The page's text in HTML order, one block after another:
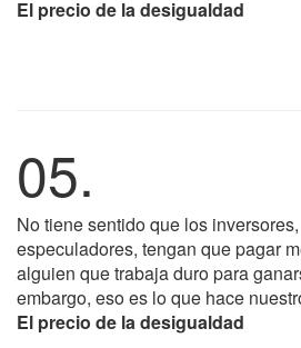
El precio de la desigualdad
05.
No tiene sentido que los
especuladores, tengan que pagar
alguien que trabaja duro para
embargo, eso es lo que hace
El precio de la desigualdad